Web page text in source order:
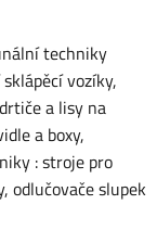
techniky
vozíky,
a lisy na
a boxy,
: stroje pro
odlučovače slupek